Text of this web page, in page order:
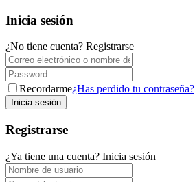
Inicia sesión
¿No tiene cuenta? Registrarse
Recordarme¿Has perdido tu contraseña?
Registrarse
¿Ya tiene una cuenta? Inicia sesión